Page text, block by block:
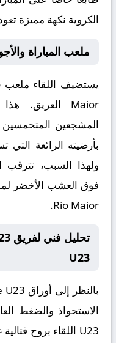
الكروية نكهة مميزة
ملعب المباراة
يستضيف اللقاء ملعب
Maior العريق.
المشجعين المتحمسين
بأرضيته الرائعة التي
ولهذا السبب، تترقب
Rio Maior.
U23
بالنظر إلى أوراق U23
الاستحواذ والضغط
U23 اللقاء بروح